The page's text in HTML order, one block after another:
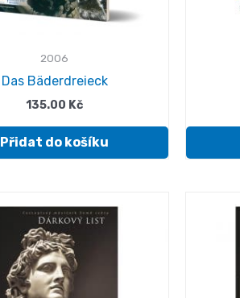
2006
Das Bäderdreieck
135.00 Kč
Přidat do košíku